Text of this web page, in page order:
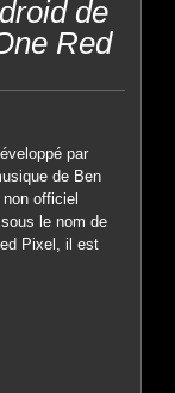
de
Red
par
de Ben
officiel
le nom de
Pixel, il est